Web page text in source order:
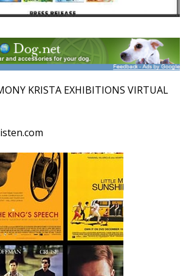
KRISTA EXHIBITIONS VIRTUAL